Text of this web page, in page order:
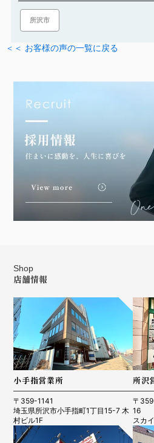
所沢市
＜＜ お客様の声の一覧に戻る
Shop
店舗情報
小手指営業所
〒359-1141
埼玉県所沢市小手指町1丁目15-7 木
村ビル1F
所沢
〒
16
スカ